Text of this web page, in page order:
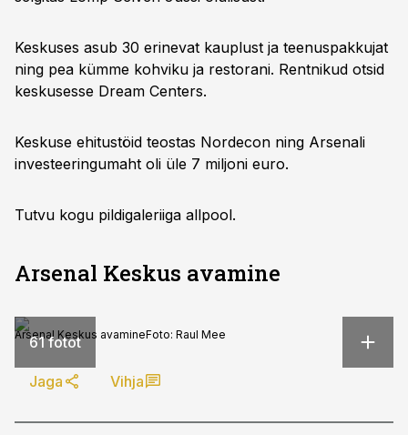
Keskuses asub 30 erinevat kauplust ja teenuspakkujat
ning pea kümme kohviku ja restorani. Rentnikud otsid
keskusesse Dream Centers.
Keskuse ehitustöid teostas Nordecon ning Arsenali
investeeringumaht oli üle 7 miljoni euro.
Tutvu kogu pildigaleriiga allpool.
Arsenal Keskus avamine
61 fotot
Arsenal Keskus avamineFoto: Raul Mee
Jaga Vihja